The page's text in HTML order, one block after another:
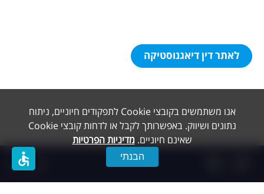
אנו משתמשים בקובצי Cookie לתפקודים חיוניים, ניתוח
נתונים ושיווק. באפשרותך לקבל או לדחות קובצי Cookie
שאינם חיוניים. מדיניות הפרטיות
הבנתי
לאתר דין דיאגנוסטיקה
accessible